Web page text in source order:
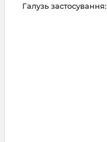
Галузь застосування: